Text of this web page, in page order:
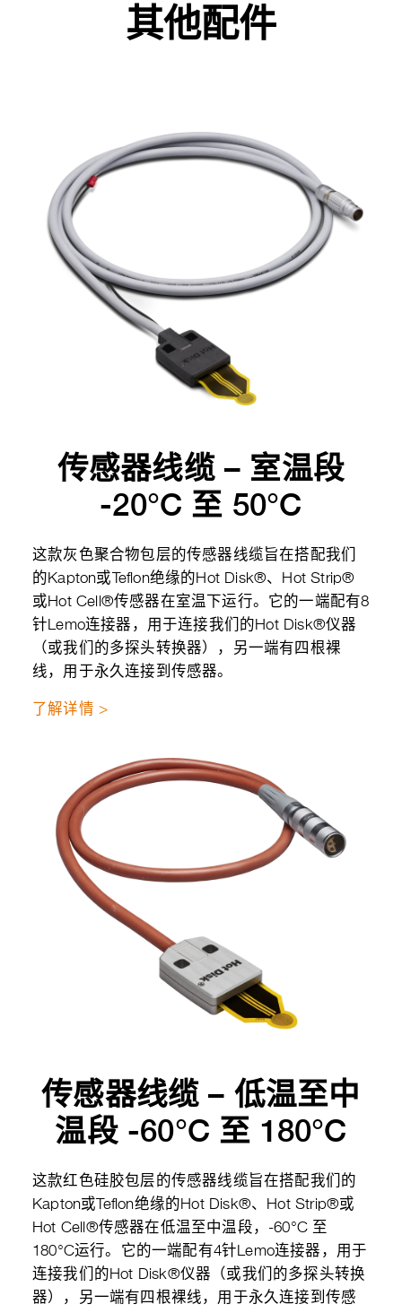
其他配件
传感器线缆 – 室温段
-20°C 至 50°C
这款灰色聚合物包层的传感器线缆旨在搭配我们
的Kapton或Teflon绝缘的Hot Disk®、Hot Strip®
或Hot Cell®传感器在室温下运行。它的一端配有8
针Lemo连接器，用于连接我们的Hot Disk®仪器
（或我们的多探头转换器），另一端有四根裸
线，用于永久连接到传感器。
了解详情 >
传感器线缆 – 低温至中
温段 -60°C 至 180°C
这款红色硅胶包层的传感器线缆旨在搭配我们的
Kapton或Teflon绝缘的Hot Disk®、Hot Strip®或
Hot Cell®传感器在低温至中温段，-60°C 至
180°C运行。它的一端配有4针Lemo连接器，用于
连接我们的Hot Disk®仪器（或我们的多探头转换
器），另一端有四根裸线，用于永久连接到传感